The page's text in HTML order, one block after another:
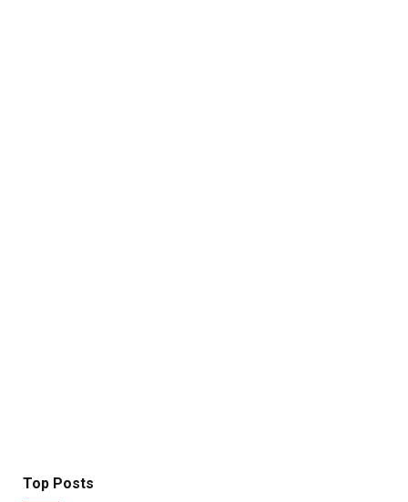
Top Posts